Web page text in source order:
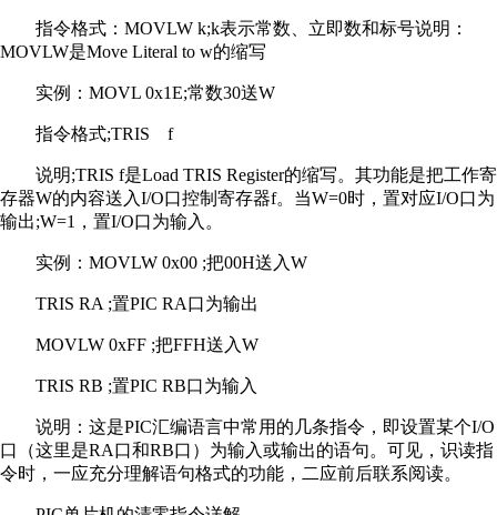
指令格式：MOVLW k;k表示常数、立即数和标号说明：
MOVLW是Move Literal to w的缩写
实例：MOVL 0x1E;常数30送W
指令格式;TRIS f
说明;TRIS f是Load TRIS Register的缩写。其功能是把工作寄
存器W的内容送入I/O口控制寄存器f。当W=0时，置对应I/O口为
输出;W=1，置I/O口为输入。
实例：MOVLW 0x00 ;把00H送入W
TRIS RA ;置PIC RA口为输出
MOVLW 0xFF ;把FFH送入W
TRIS RB ;置PIC RB口为输入
说明：这是PIC汇编语言中常用的几条指令，即设置某个I/O
口（这里是RA口和RB口）为输入或输出的语句。可见，识读指
令时，一应充分理解语句格式的功能，二应前后联系阅读。